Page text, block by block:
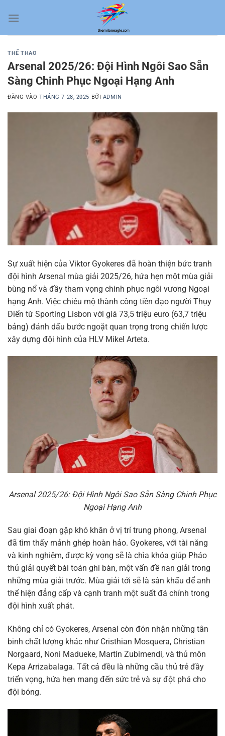
qua
THỂ THAO
Arsenal 2025/26: Đội Hình Ngôi Sao Sẵn
Sàng Chinh Phục Ngoại Hạng Anh
ĐĂNG VÀOTHÁNG 7 28, 2025 BỞI ADMIN
Sự xuất hiện của Viktor Gyokeres đã hoàn thiện bức tranh
đội hình Arsenal mùa giải 2025/26, hứa hẹn một mùa giải
bùng nổ và đầy tham vọng chinh phục ngôi vương Ngoại
hạng Anh. Việc chiêu mộ thành công tiền đạo người Thụy
Điển từ Sporting Lisbon với giá 73,5 triệu euro (63,7 triệu
bảng) đánh dấu bước ngoặt quan trọng trong chiến lược
xây dựng đội hình của HLV Mikel Arteta.
Arsenal 2025/26: Đội Hình Ngôi Sao Sẵn Sàng Chinh Phục
Ngoại Hạng Anh
Sau giai đoạn gặp khó khăn ở vị trí trung phong, Arsenal
đã tìm thấy mảnh ghép hoàn hảo. Gyokeres, với tài năng
và kinh nghiệm, được kỳ vọng sẽ là chìa khóa giúp Pháo
thủ giải quyết bài toán ghi bàn, một vấn đề nan giải trong
những mùa giải trước. Mùa giải tới sẽ là sân khấu để anh
thể hiện đẳng cấp và cạnh tranh một suất đá chính trong
đội hình xuất phát.
Không chỉ có Gyokeres, Arsenal còn đón nhận những tân
binh chất lượng khác như Cristhian Mosquera, Christian
Norgaard, Noni Madueke, Martin Zubimendi, và thủ môn
Kepa Arrizabalaga. Tất cả đều là những cầu thủ trẻ đầy
triển vọng, hứa hẹn mang đến sức trẻ và sự đột phá cho
đội bóng.